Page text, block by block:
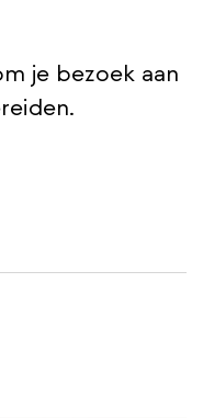
je bezoek aan